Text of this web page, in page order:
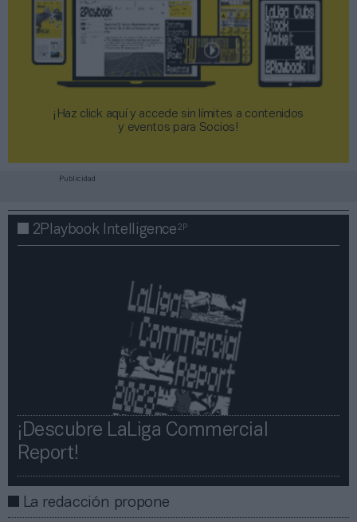
¡Haz click aquí y accede sin límites a contenidos
y eventos para Socios!​​​​​​​
Publicidad
2Playbook Intelligence2P
¡Descubre LaLiga Commercial
Report!​​
La redacción propone